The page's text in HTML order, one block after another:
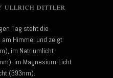
ULLRICH DITTLER
Tag steht die
Himmel und zeigt
im Natriumlicht
im Magnesium-Licht
(393nm).